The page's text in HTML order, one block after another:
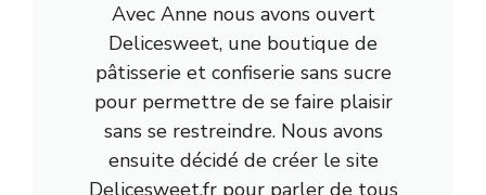
Avec Anne nous avons ouvert
Delicesweet, une boutique de
pâtisserie et confiserie sans sucre
pour permettre de se faire plaisir
sans se restreindre. Nous avons
ensuite décidé de créer le site
Delicesweet.fr pour parler de tous